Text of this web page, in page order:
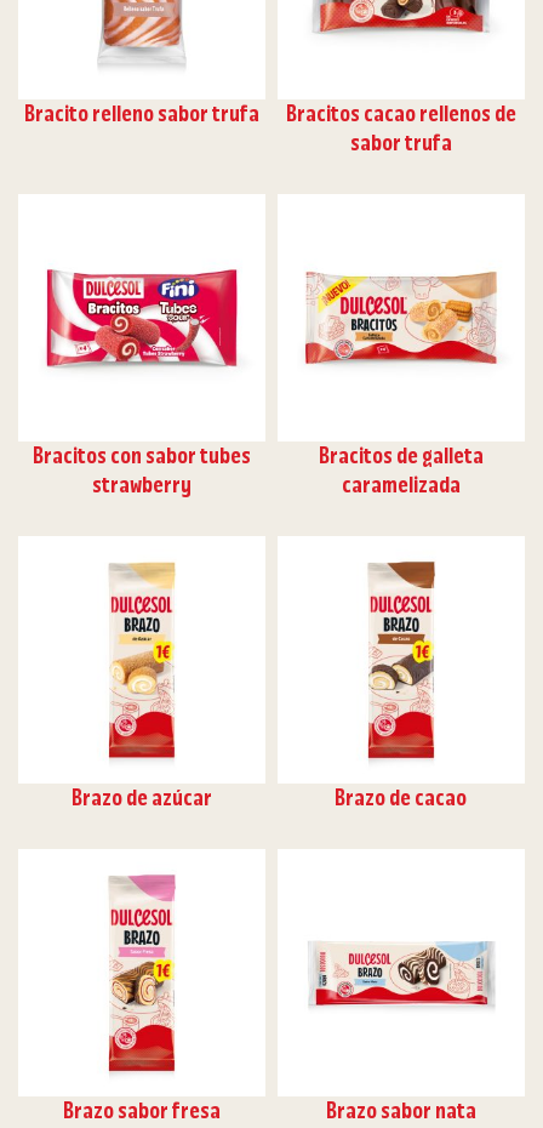
Bracito relleno sabor trufa
Bracitos cacao rellenos de
sabor trufa
Bracitos con sabor tubes
strawberry
Bracitos de galleta
caramelizada
Brazo de azúcar Brazo de cacao
Brazo sabor fresa Brazo sabor nata